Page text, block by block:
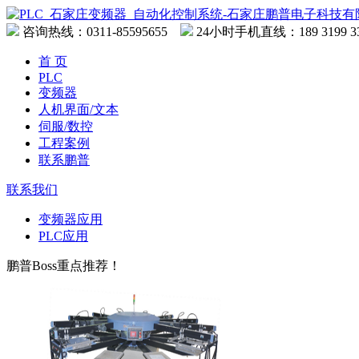
咨询热线： 0311-85595655 24小时手机直线：189 3199
首 页
PLC
变频器
人机界面/文本
伺服/数控
工程案例
联系鹏普
联系我们
变频器应用
PLC应用
鹏普Boss重点推荐！